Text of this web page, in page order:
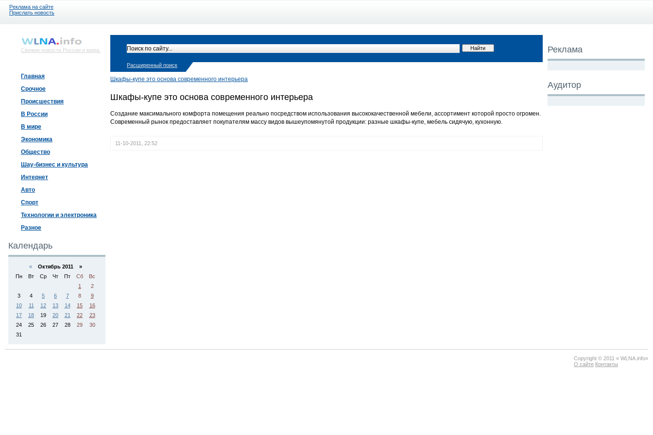
Реклама на сайте
Прислать новость
Свежие новости России и мира.
Главная
Срочное
Происшествия
В России
В мире
Экономика
Общество
Шау-бизнес и культура
Интернет
Авто
Спорт
Технологии и электроника
Разное
Календарь
«Октябрь 2011 »
Пн
Вт Ср Чт Пт Сб
Вс
1
2
3
4 5 6 7 8
9
10
11 12 13 14 15
16
17
18 19 20 21 22
23
24
25 26 27 28 29
30
31
Реклама
Аудитор
Расширенный поиск
Шкафы-купе это основа современного интерьера
Шкафы-купе это основа современного интерьера
Создание максимального комфорта помещения реально посредством использования высококачественной мебели, ассортимент которой просто огромен.
Современный рынок предоставляет покупателям массу видов вышеупомянутой продукции: разные шкафы-купе, мебель сидячую, кухонную.
11-10-2011, 22:52
Copyright © 2011 « WLNA.info»
О сайте Контакты